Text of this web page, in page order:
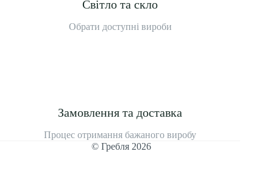
Світло та скло
Обрати доступні вироби
Замовлення та доставка
Процес отримання бажаного виробу
© Гребля 2026